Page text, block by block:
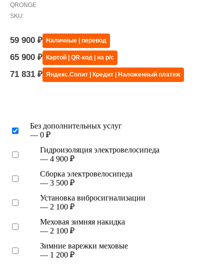
QRONGE
SKU:
59 900 ₽ Наличные | перевод
65 900 ₽ Картой | QR-код | на р/с
71 831 ₽ Яндекс.Сплит | Кредит | Наложенный платеж
Без дополнительных услуг
— 0 ₽
Гидроизоляция электровелосипеда
— 4 900 ₽
Сборка электровелосипеда
— 3 500 ₽
Установка вибросигнализации
— 2 100 ₽
Меховая зимняя накидка
— 2 100 ₽
Зимние варежки меховые
— 1 200 ₽